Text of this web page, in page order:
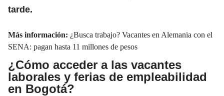
tarde.
Más información: ¿Busca trabajo? Vacantes en Alemania con el
SENA: pagan hasta 11 millones de pesos
¿Cómo acceder a las vacantes
laborales y ferias de empleabilidad
en Bogotá?